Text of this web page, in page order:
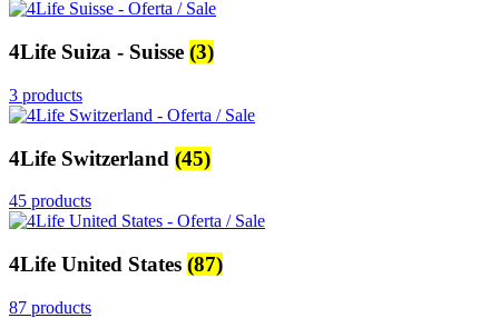
4Life Suiza - Suisse (3)
3 products
4Life Switzerland (45)
45 products
4Life United States (87)
87 products